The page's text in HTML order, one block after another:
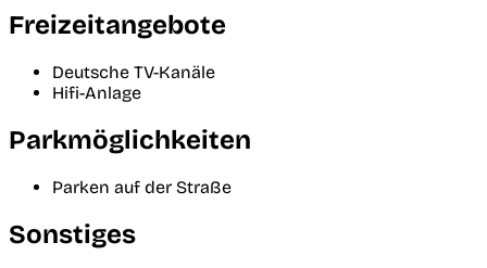
Freizeitangebote
Deutsche TV-Kanäle
Hifi-Anlage
Parkmöglichkeiten
Parken auf der Straße
Sonstiges